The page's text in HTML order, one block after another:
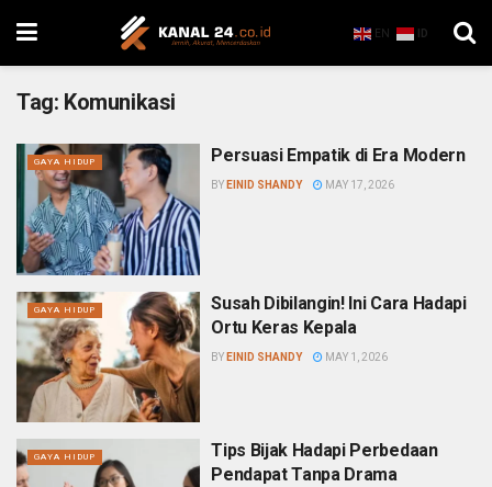
EN ID
Tag: Komunikasi
GAYA HIDUP Persuasi Empatik di Era Modern
BY EINID SHANDY MAY 17, 2026
GAYA HIDUP
Susah Dibilangin! Ini Cara Hadapi
Ortu Keras Kepala
BY EINID SHANDY MAY 1, 2026
GAYA HIDUP
Tips Bijak Hadapi Perbedaan
Pendapat Tanpa Drama